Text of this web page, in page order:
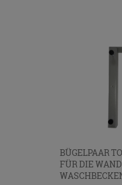
BÜGELPAAR
FÜR DIE